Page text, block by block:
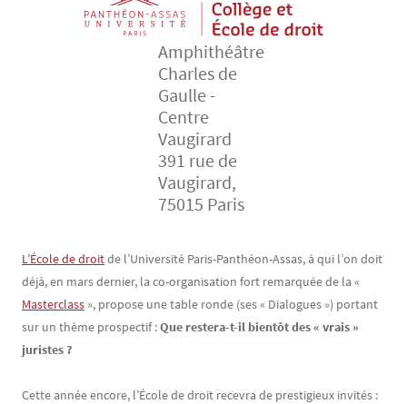
Amphithéâtre
Charles de
Gaulle -
Centre
Vaugirard
391 rue de
Vaugirard,
75015 Paris
Contenu
Texte
L’École de droitde l’Université Paris-Panthéon-Assas, à qui l’on doit
déjà, en mars dernier, la co-organisation fort remarquée de la «
Masterclass », propose une table ronde (ses « Dialogues ») portant
sur un thème prospectif :Que restera-t-il bientôt des « vrais »
juristes ?
Cette année encore, l’École de droit recevra de prestigieux invités :